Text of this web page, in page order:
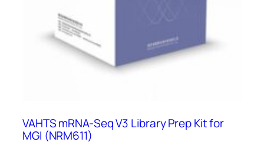
VAHTS mRNA-Seq V3 Library Prep Kit for
MGI (NRM611)